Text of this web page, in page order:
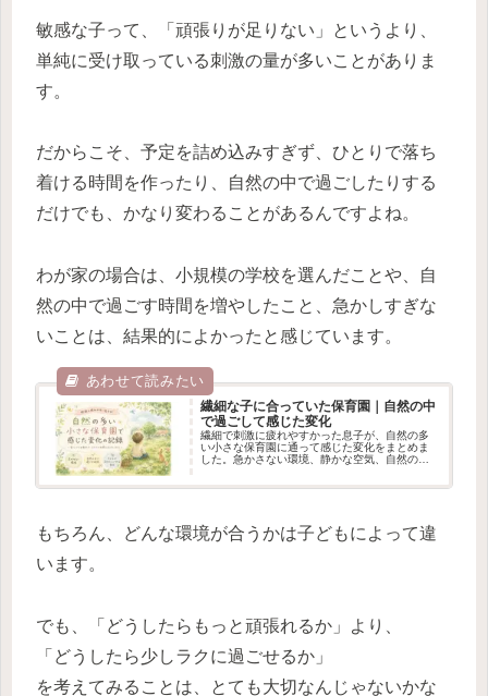
敏感な子って、「頑張りが足りない」というより、
単純に受け取っている刺激の量が多いことがありま
す。
だからこそ、予定を詰め込みすぎず、ひとりで落ち
着ける時間を作ったり、自然の中で過ごしたりする
だけでも、かなり変わることがあるんですよね。
わが家の場合は、小規模の学校を選んだことや、自
然の中で過ごす時間を増やしたこと、急かしすぎな
いことは、結果的によかったと感じています。
繊細な子に合っていた保育園｜自然の中
で過ごして感じた変化
繊細で刺激に疲れやすかった息子が、自然の多
い小さな保育園に通って感じた変化をまとめま
した。急かさない環境、静かな空気、自然の中
もちろん、どんな環境が合うかは子どもによって違
います。
でも、「どうしたらもっと頑張れるか」より、
「どうしたら少しラクに過ごせるか」
を考えてみることは、とても大切なんじゃないかな